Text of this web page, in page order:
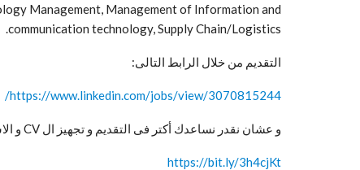
Management, Management of Information and
communication technology, Supply Chain/Logistics.
التقديم من خلال الرابط التالى:
https://www.linkedin.com/jobs/view/3070815244/
و عشان نقدر نساعدك أكتر فى التقديم و تجهيز ال CV و الاستعداد لل Interview تقدر تتواصل معانا على WhatsApp و تتعرف على كل الخدمات المتاحة
https://bit.ly/3h4cjKt